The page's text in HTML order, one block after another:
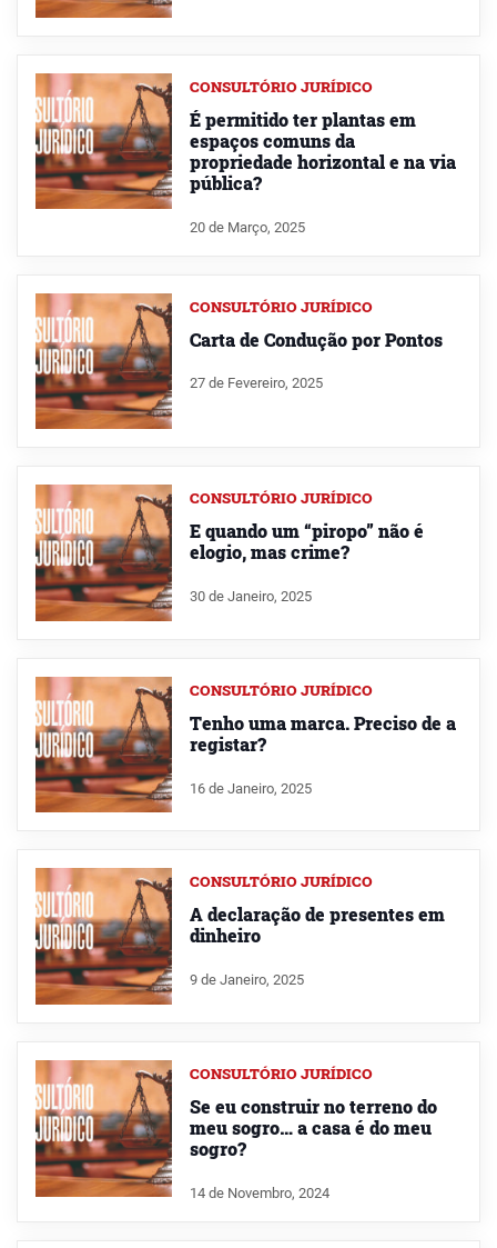
CONSULTÓRIO JURÍDICO
É permitido ter plantas em
espaços comuns da
propriedade horizontal e na via
pública?
20 de Março, 2025
CONSULTÓRIO JURÍDICO
Carta de Condução por Pontos
27 de Fevereiro, 2025
CONSULTÓRIO JURÍDICO
E quando um “piropo” não é
elogio, mas crime?
30 de Janeiro, 2025
CONSULTÓRIO JURÍDICO
Tenho uma marca. Preciso de a
registar?
16 de Janeiro, 2025
CONSULTÓRIO JURÍDICO
A declaração de presentes em
dinheiro
9 de Janeiro, 2025
CONSULTÓRIO JURÍDICO
Se eu construir no terreno do
meu sogro… a casa é do meu
sogro?
14 de Novembro, 2024